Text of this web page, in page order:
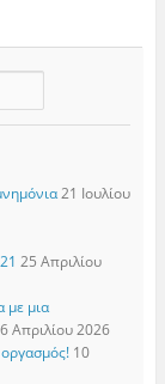
21 Ιουλίου
25 Απριλίου
με μια
6 Απριλίου 2026
10